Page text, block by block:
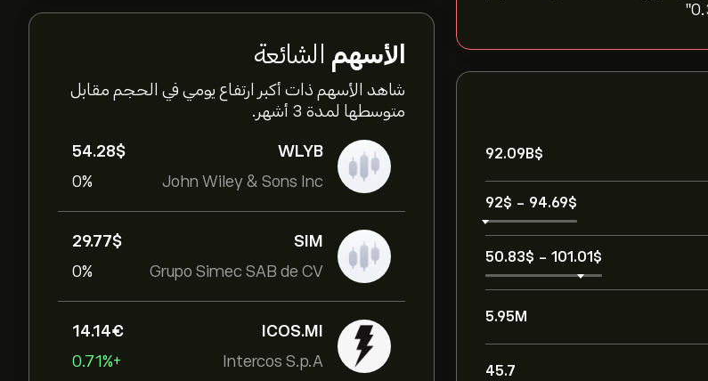
الأسهم الشائعة
شاهد الأسهم ذات أكبر ارتفاع يومي في الحجم مقابل
متوسطها لمدة 3 أشهر.
WLYB
John Wiley & Sons Inc
54.28‎$‎
0%
SIM
Grupo Simec SAB de CV
29.77‎$‎
0%
ICOS.MI
Intercos S.p.A
14.14‎€‎
+0.71%
92.09B‎$‎
92‎$‎ - 94.69‎$‎
50.83‎$‎ - 101.01‎$‎
5.95M
45.7